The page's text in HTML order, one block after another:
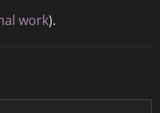
work).